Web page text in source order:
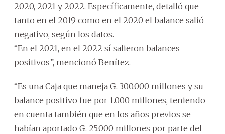
2020, 2021 y 2022. Específicamente, detalló que
tanto en el 2019 como en el 2020 el balance salió
negativo, según los datos.
“En el 2021, en el 2022 sí salieron balances
positivos”, mencionó Benítez.
“Es una Caja que maneja G. 300.000 millones y su
balance positivo fue por 1.000 millones, teniendo
en cuenta también que en los años previos se
habían aportado G. 25.000 millones por parte del